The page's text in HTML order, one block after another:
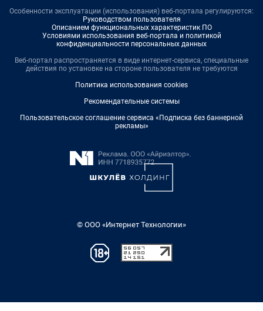
Особенности эксплуатации (использования) веб-портала регулируются:
Руководством пользователя
Описанием функциональных характеристик ПО
Условиями использования веб-портала и политикой
конфиденциальности персональных данных
Веб-портал распространяется в виде интернет-сервиса, специальные
действия по установке на стороне пользователя не требуются
Политика использования cookies
Рекомендательные системы
Пользовательское соглашение сервиса «Подписка без баннерной
рекламы»
© ООО «Интернет Технологии»